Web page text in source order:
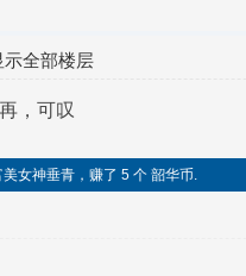
示全部楼层
，可叹
女神垂青，赚了 5 个 韶华币.